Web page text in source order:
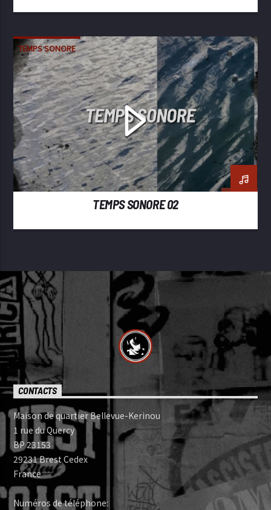
TEMPS SONORE
TEMPS SONORE 02
CONTACTS
Maison de quartier Bellevue-Kerinou
1 rue du Quercy
BP 23153
29231 Brest Cedex
France
Numéros de téléphone: